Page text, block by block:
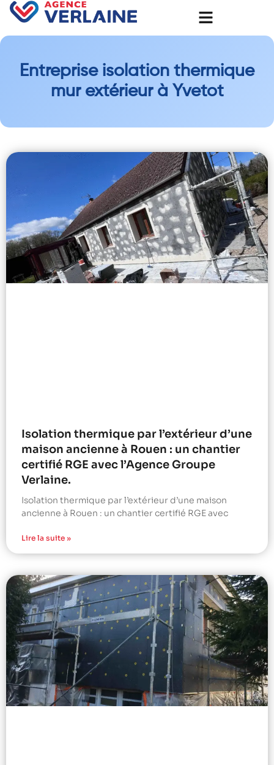
Entreprise isolation thermique
mur extérieur à Yvetot
Isolation thermique par l’extérieur d’une
maison ancienne à Rouen : un chantier
certifié RGE avec l’Agence Groupe
Verlaine.
Isolation thermique par l’extérieur d’une maison
ancienne à Rouen : un chantier certifié RGE avec
Lire la suite »